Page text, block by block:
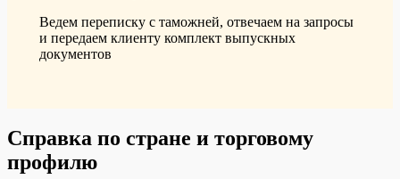
Ведем переписку с таможней, отвечаем на запросы
и передаем клиенту комплект выпускных
документов
Справка по стране и торговому
профилю